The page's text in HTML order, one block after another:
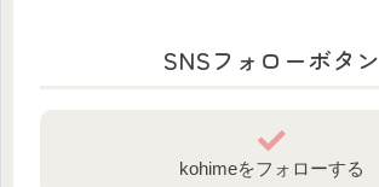
SNSフォローボタン
kohimeをフォローする